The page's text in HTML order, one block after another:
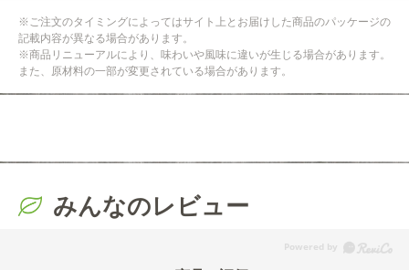
※ご注文のタイミングによってはサイト上とお届けした商品のパッケージの
記載内容が異なる場合があります。
※商品リニューアルにより、味わいや風味に違いが生じる場合があります。
また、原材料の一部が変更されている場合があります。
みんなのレビュー